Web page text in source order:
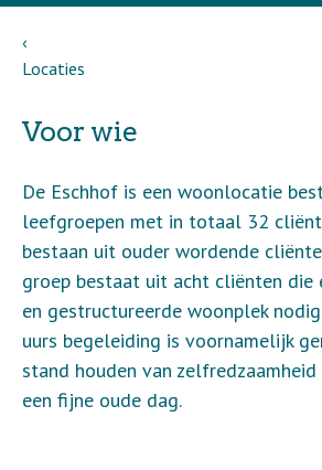
Locaties
Voor wie
De Eschhof is een woonlocatie
leefgroepen met in totaal 32
bestaan uit ouder wordende
groep bestaat uit acht cliënten die
en gestructureerde woonplek
uurs begeleiding is voornamelijk
stand houden van
een fijne oude dag.